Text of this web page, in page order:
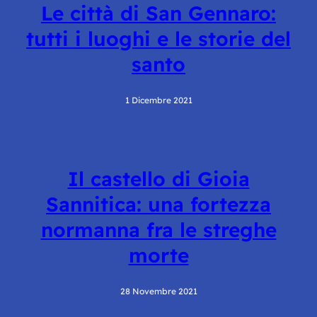
Le città di San Gennaro:
tutti i luoghi e le storie del
santo
1 Dicembre 2021
Il castello di Gioia
Sannitica: una fortezza
normanna fra le streghe
morte
28 Novembre 2021